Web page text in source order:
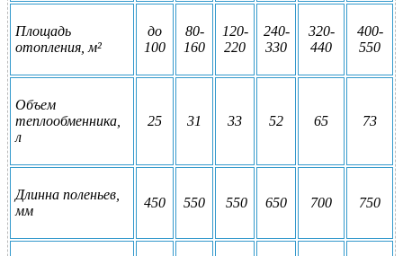
Площадь
отопления, м²
до
100
80-
160
120-
220
240-
330
320-
440
400-
550
Объем
теплообменника,
л
25 31 33 52 65 73
Длинна поленьев,
мм
450 550 550 650 700 750